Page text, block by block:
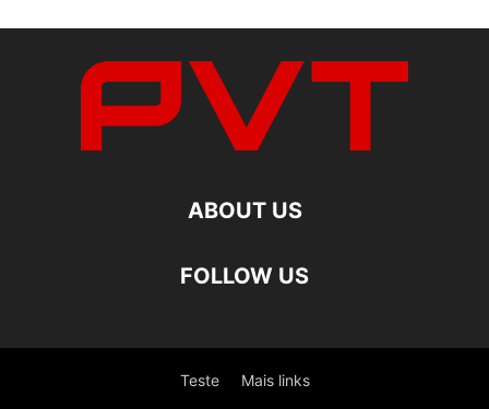
ABOUT US
FOLLOW US
Teste Mais links